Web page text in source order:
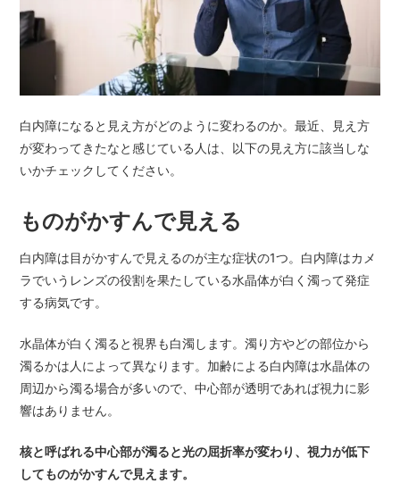
白内障になると見え方がどのように変わるのか。最近、見え方
が変わってきたなと感じている人は、以下の見え方に該当しな
いかチェックしてください。
ものがかすんで見える
白内障は目がかすんで見えるのが主な症状の1つ。白内障はカメ
ラでいうレンズの役割を果たしている水晶体が白く濁って発症
する病気です。
水晶体が白く濁ると視界も白濁します。濁り方やどの部位から
濁るかは人によって異なります。加齢による白内障は水晶体の
周辺から濁る場合が多いので、中心部が透明であれば視力に影
響はありません。
核と呼ばれる中心部が濁ると光の屈折率が変わり、視力が低下
してものがかすんで見えます。